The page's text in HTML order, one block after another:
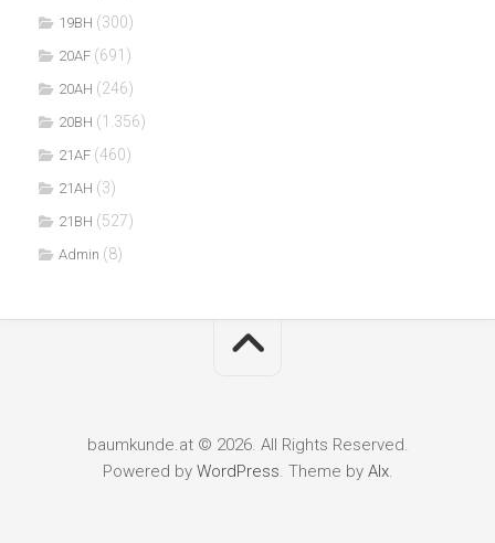
19BH (300)
20AF (691)
20AH (246)
20BH (1.356)
21AF (460)
21AH (3)
21BH (527)
Admin (8)
baumkunde.at © 2026. All Rights Reserved.
Powered by WordPress. Theme by Alx.